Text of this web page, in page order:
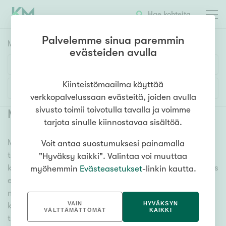
Hae kohteita
Myyntikohteet
1h 2h 3h 4h 5h+
Asuntotyyppi
Kerros-/luhtitalo
Rivitalo/paritalo
Omakoti-/erillistalo
Maa- tai metsätila
Lisää hakuehtoja
Myytävät asunnot Hamina Summa
Meiltä löydät myytävät asunnot Hamina Summa, oli
tarpeesi mikä vain! Tuhansien kohteiden ja satojen
kiinteistönvälittäjien verkostomme auttaa sinua kenties
elämäsi tärkeimmässä päätöksessä. Katso alta kaikki
myytävät asunnot Hamina Summa. Hyödynnä myös
kätevää hakutyökaluamme, jonka avulla löydät omien
toiveidesi mukaisen kodin.
Palvelemme sinua paremmin
evästeiden avulla
Kiinteistömaailma käyttää
verkkopalvelussaan evästeitä, joiden avulla
sivusto toimii toivotulla tavalla ja voimme
tarjota sinulle kiinnostavaa sisältöä.
Voit antaa suostumuksesi painamalla
"Hyväksy kaikki". Valintaa voi muuttaa
myöhemmin Evästeasetukset-linkin kautta.
VAIN
VÄLTTÄMÄTTÖMÄT
HYVÄKSYN
KAIKKI